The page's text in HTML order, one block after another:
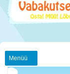
Menüü